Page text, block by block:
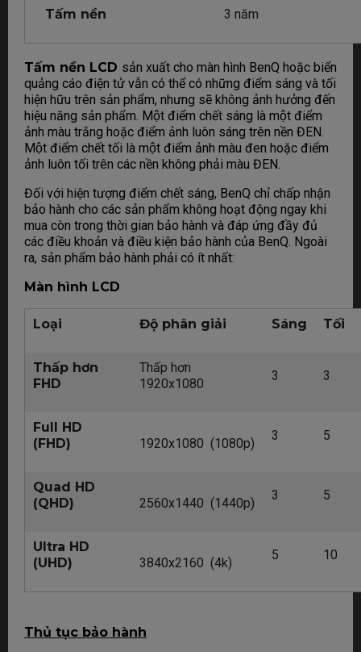
Tấm nền 3 năm
Tấm nền LCD sản xuất cho màn hình BenQ hoặc biển
quảng cáo điện tử vẫn có thể có những điểm sáng và tối
hiện hữu trên sản phẩm, nhưng sẽ không ảnh hưởng đến
hiệu năng sản phẩm. Một điểm chết sáng là một điểm
ảnh màu trắng hoặc điểm ảnh luôn sáng trên nền ĐEN.
Một điểm chết tối là một điểm ảnh màu đen hoặc điểm
ảnh luôn tối trên các nền không phải màu ĐEN.
Đối với hiện tượng điểm chết sáng, BenQ chỉ chấp nhận
bảo hành cho các sản phẩm không hoạt động ngay khi
mua còn trong thời gian bảo hành và đáp ứng đầy đủ
các điều khoản và điều kiện bảo hành của BenQ. Ngoài
ra, sản phẩm bảo hành phải có ít nhất:
Màn hình LCD
Loại Độ phân giải Sáng Tối
Thấp hơn
FHD
Thấp hơn
1920x1080
3 3
Full HD
(FHD)
1920x1080 (1080p)
3 5
Quad HD
(QHD)
2560x1440 (1440p)
3 5
Ultra HD
(UHD)
3840x2160 (4k)
5 10
Thủ tục bảo hành